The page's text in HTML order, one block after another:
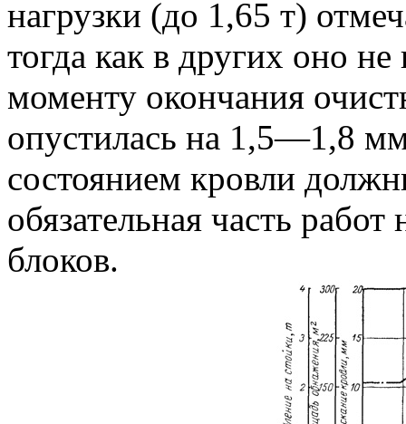
нагрузки (до 1,65 т)
тогда как в других оно
моменту окончания
опустилась на 1,5—1,8
состоянием кровли
обязательная часть
блоков.